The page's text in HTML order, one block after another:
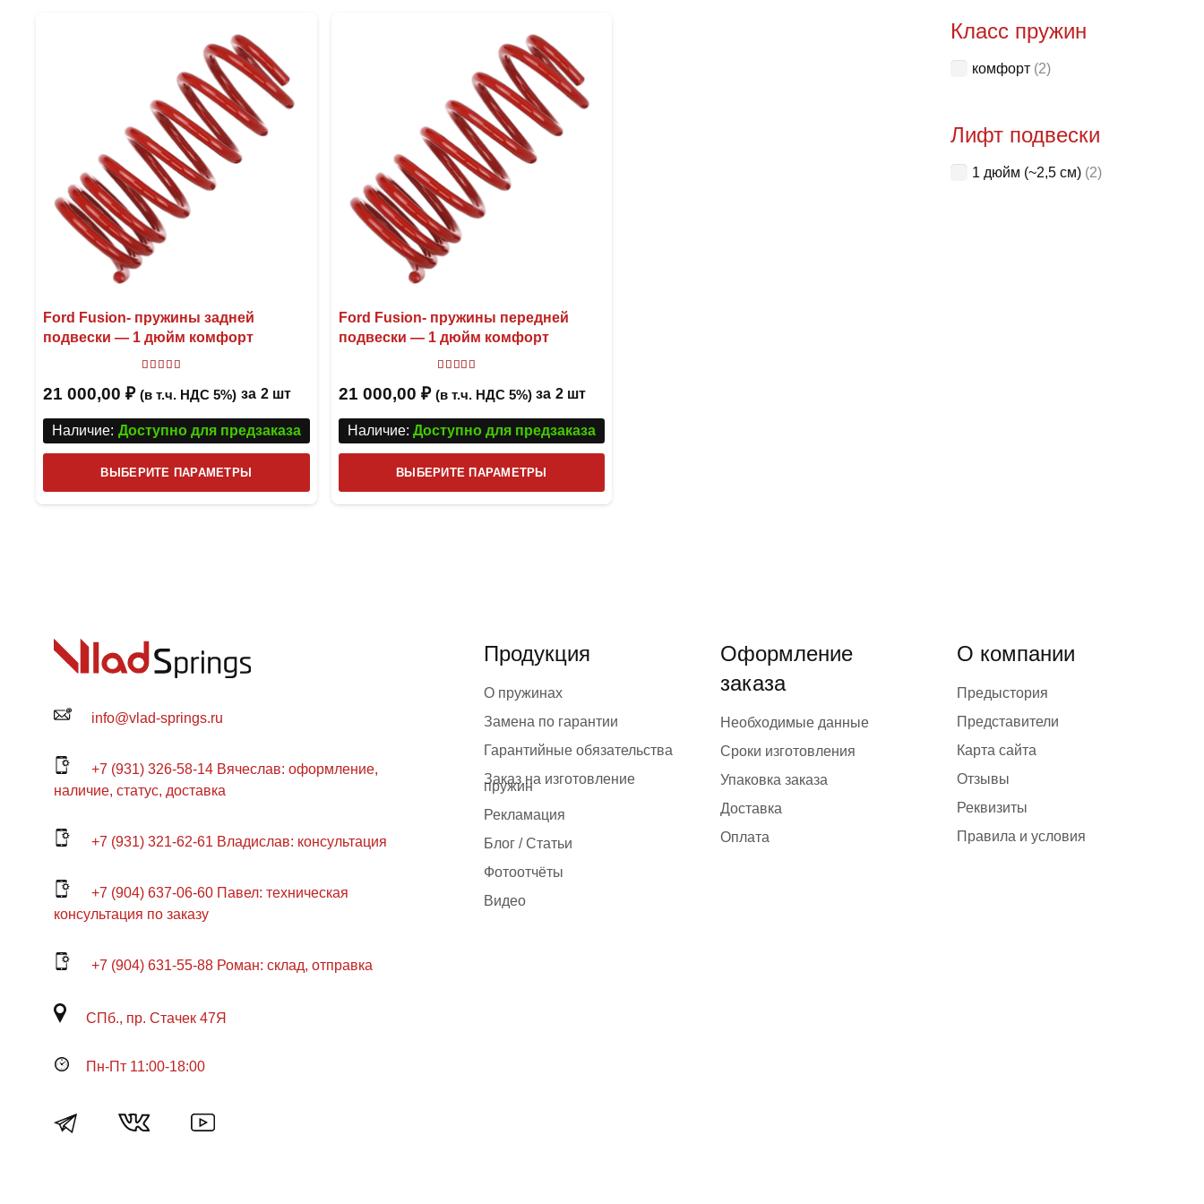
Ford Fusion- пружины задней
подвески — 1 дюйм комфорт
21 000,00 ₽ (в т.ч. НДС 5%) за 2 шт
Наличие: Доступно для предзаказа
ВЫБЕРИТЕ ПАРАМЕТРЫ
товар
Ford Fusion- пружины передней
подвески — 1 дюйм комфорт
21 000,00 ₽ (в т.ч. НДС 5%) за 2 шт
Наличие: Доступно для предзаказа
ВЫБЕРИТЕ ПАРАМЕТРЫ
товар
Класс пружин
комфорт (2)
Лифт подвески
1 дюйм (~2,5 см) (2)
info@vlad-springs.ru
+7 (931) 326-58-14 Вячеслав: оформление,
наличие, статус, доставка
+7 (931) 321-62-61 Владислав: консультация
+7 (904) 637-06-60 Павел: техническая
консультация по заказу
+7 (904) 631-55-88 Роман: склад, отправка
СПб., пр. Стачек 47Я
Пн-Пт 11:00-18:00
Продукция
О пружинах
Замена по гарантии
Гарантийные обязательства
Заказ на изготовление
пружин
Рекламация
Блог / Статьи
Фотоотчёты
Видео
Оформление
заказа
Необходимые данные
Сроки изготовления
Упаковка заказа
Доставка
Оплата
О компании
Предыстория
Представители
Карта сайта
Отзывы
Реквизиты
Правила и условия